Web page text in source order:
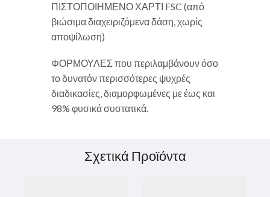
ΠΙΣΤΟΠΟΙΗΜΕΝΟ ΧΑΡΤΙ FSC (από
βιώσιμα διαχειριζόμενα δάση, χωρίς
αποψίλωση)
ΦΟΡΜΟΥΛΕΣ που περιλαμβάνουν όσο
το δυνατόν περισσότερες ψυχρές
διαδικασίες, διαμορφωμένες με έως και
98% φυσικά συστατικά.
Σχετικά Προϊόντα